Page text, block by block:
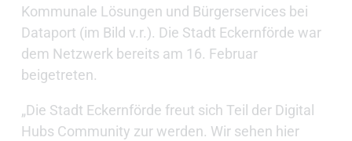
Kommunale Lösungen und Bürgerservices bei
Dataport (im Bild v.r.). Die Stadt Eckernförde war
dem Netzwerk bereits am 16. Februar
beigetreten.
„Die Stadt Eckernförde freut sich Teil der Digital
Hubs Community zur werden. Wir sehen hier